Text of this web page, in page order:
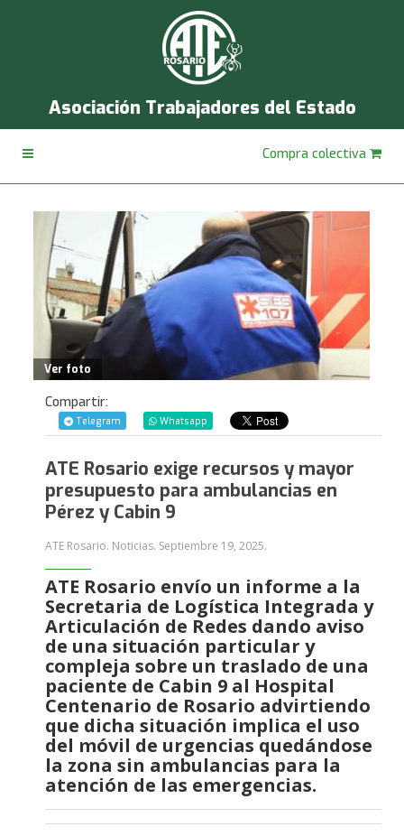
Asociación Trabajadores del Estado
Compra colectiva
Ver foto
Compartir:
Telegram Whatsapp
ATE Rosario exige recursos y mayor
presupuesto para ambulancias en
Pérez y Cabin 9
ATE Rosario. Noticias. Septiembre 19, 2025.
ATE Rosario envío un informe a la
Secretaria de Logística Integrada y
Articulación de Redes dando aviso
de una situación particular y
compleja sobre un traslado de una
paciente de Cabin 9 al Hospital
Centenario de Rosario advirtiendo
que dicha situación implica el uso
del móvil de urgencias quedándose
la zona sin ambulancias para la
atención de las emergencias.